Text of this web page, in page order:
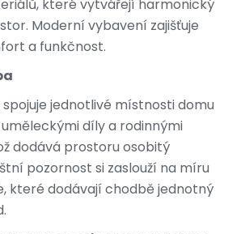
které vytvářejí harmonický
Moderní vybavení zajišťuje
a funkčnost.
jednotlivé místnosti domu
díly a rodinnými
dodává prostoru osobitý
pozornost si zaslouží na míru
které dodávají chodbě jednotný